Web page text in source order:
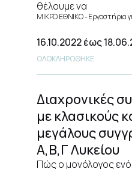
16.10.2022έως
ΟΛΟΚΛΗΡΩΘΗΚΕ
θέλουμε να
ΜΙΚΡΟ ΕΘΝΙΚΟ Εργαστήρια
Διαχρονικές
με κλασικούς
μεγάλους
Α,Β,Γ Λυκείου
Πώς ο μονόλογος